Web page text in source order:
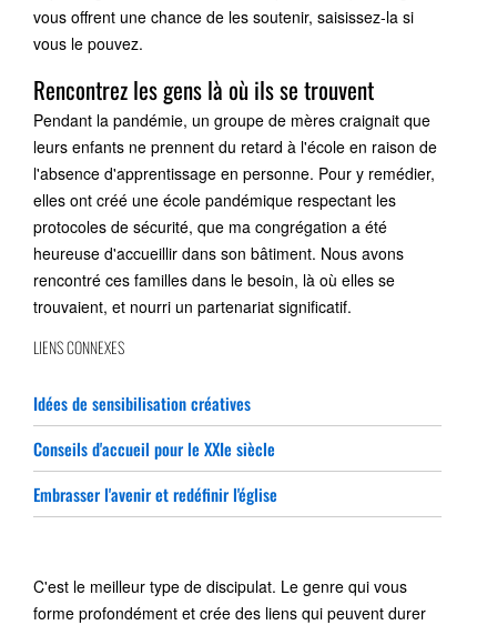
vous offrent une chance de les soutenir, saisissez-la si
vous le pouvez.
Rencontrez les gens là où ils se trouvent
Pendant la pandémie, un groupe de mères craignait que
leurs enfants ne prennent du retard à l'école en raison de
l'absence d'apprentissage en personne. Pour y remédier,
elles ont créé une école pandémique respectant les
protocoles de sécurité, que ma congrégation a été
heureuse d'accueillir dans son bâtiment. Nous avons
rencontré ces familles dans le besoin, là où elles se
trouvaient, et nourri un partenariat significatif.
LIENS CONNEXES
Idées de sensibilisation créatives
Conseils d'accueil pour le XXIe siècle
Embrasser l'avenir et redéfinir l'église
C'est le meilleur type de discipulat. Le genre qui vous
forme profondément et crée des liens qui peuvent durer